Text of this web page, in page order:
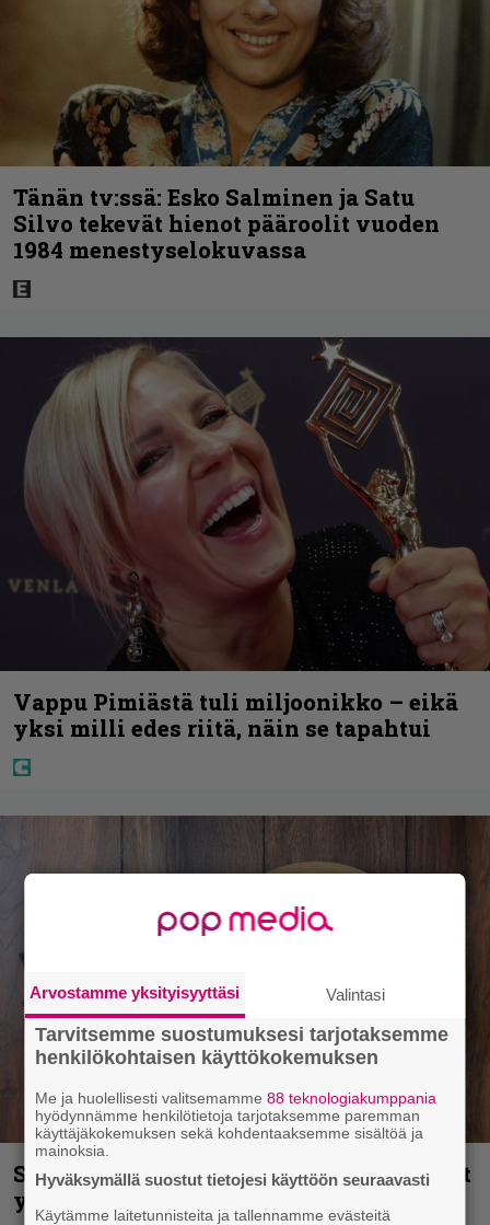
Tänän tv:ssä: Esko Salminen ja Satu
Silvo tekevät hienot pääroolit vuoden
1984 menestyselokuvassa
Vappu Pimiästä tuli miljoonikko – eikä
yksi milli edes riitä, näin se tapahtui
Syötkö perunoita näin? Tutkijat löysivät
yhteyden vakavaan kansansairauteen
Arvostamme yksityisyyttäsi Valintasi
Tarvitsemme suostumuksesi tarjotaksemme
henkilökohtaisen käyttökokemuksen
Me ja huolellisesti valitsemamme88 teknologiakumppania
hyödynnämme henkilötietoja tarjotaksemme paremman
käyttäjäkokemuksen sekä kohdentaaksemme sisältöä ja
mainoksia.
Hyväksymällä suostut tietojesi käyttöön seuraavasti
Käytämme laitetunnisteita ja tallennamme evästeitä